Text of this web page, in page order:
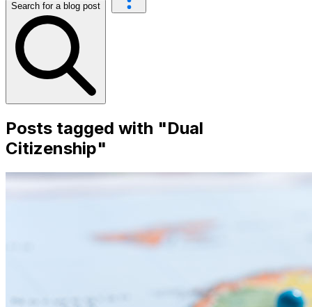
Search for a blog post
Posts tagged with "Dual
Citizenship"